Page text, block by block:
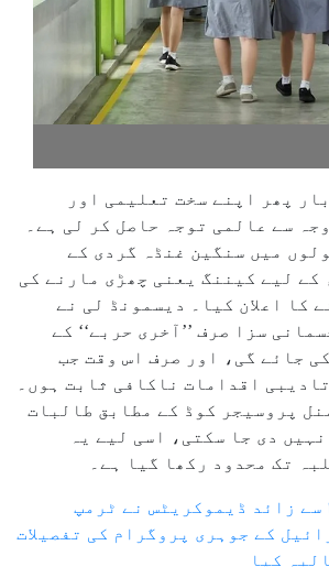
پھر اپنے سخت تعلیمی اور
سے عالمی توجہ حاصل کر لی ہے۔
میں سنگین غنڈہ گردی کے
کے لیے کیننگ یعنی چھڑی مارنے کی
کا اعلان کیا۔ دیسمونڈ لی نے
سزا صرف ’’آخری حربے‘‘ کے
جائے گی، اور صرف اس وقت جب
اقدامات ناکافی ثابت ہوں۔
پروسیجر کوڈ کے مطابق طالبات
دی جا سکتی، اسی لیے یہ
تک محدود رکھا گیا ہے۔
یہ بھی پڑھئے: ۳۰ سے زائد ڈیموکریٹس نے ٹرمپ
کے جوہری پروگرام کی تفصیلات
کیا